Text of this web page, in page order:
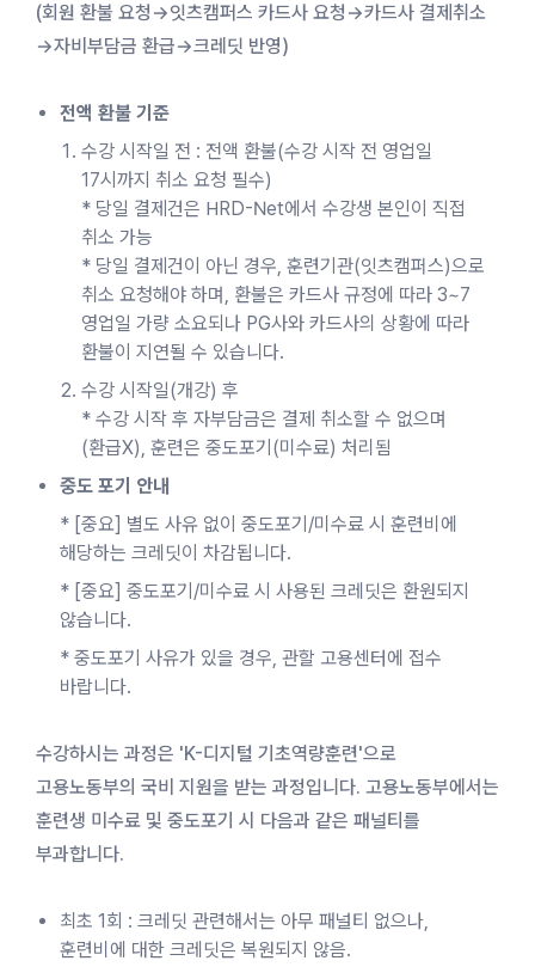
(회원 환불 요청→잇츠캠퍼스 카드사 요청→카드사 결제취소
→자비부담금 환급→크레딧 반영)
전액 환불 기준
수강 시작일 전 : 전액 환불(수강 시작 전 영업일
17시까지 취소 요청 필수)
* 당일 결제건은 HRD-Net에서 수강생 본인이 직접
취소 가능
* 당일 결제건이 아닌 경우, 훈련기관(잇츠캠퍼스)으로
취소 요청해야 하며, 환불은 카드사 규정에 따라 3~7
영업일 가량 소요되나 PG사와 카드사의 상황에 따라
환불이 지연될 수 있습니다.
수강 시작일(개강) 후
* 수강 시작 후 자부담금은 결제 취소할 수 없으며
(환급X), 훈련은 중도포기(미수료) 처리됨
중도 포기 안내
* [중요] 별도 사유 없이 중도포기/미수료 시 훈련비에
해당하는 크레딧이 차감됩니다.
* [중요] 중도포기/미수료 시 사용된 크레딧은 환원되지
않습니다.
* 중도포기 사유가 있을 경우, 관할 고용센터에 접수
바랍니다.
수강하시는 과정은 'K-디지털 기초역량훈련'으로
고용노동부의 국비 지원을 받는 과정입니다. 고용노동부에서는
훈련생 미수료 및 중도포기 시 다음과 같은 패널티를
부과합니다.
최초 1회 : 크레딧 관련해서는 아무 패널티 없으나,
훈련비에 대한 크레딧은 복원되지 않음.